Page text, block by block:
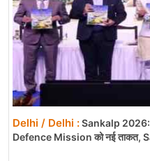
Delhi / Delhi :Sankalp
Defence Mission को नई ताकत,